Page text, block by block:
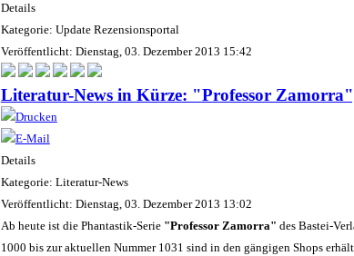
Details
Kategorie: Update Rezensionsportal
Veröffentlicht: Dienstag, 03. Dezember 2013 15:42
Literatur-News in Kürze: "Professor
Details
Kategorie: Literatur-News
Veröffentlicht: Dienstag, 03. Dezember 2013 13:02
Ab heute ist die Phantastik-Serie "Professor Zamorra" des Bastei-
1000 bis zur aktuellen Nummer 1031 sind in den gängigen Shops